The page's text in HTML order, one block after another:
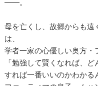
――。
母を亡くし、故郷からも遠
は、
学者一家の心優しい奥方・
「勉強して賢くなれば、
すれば一番いいのかわか